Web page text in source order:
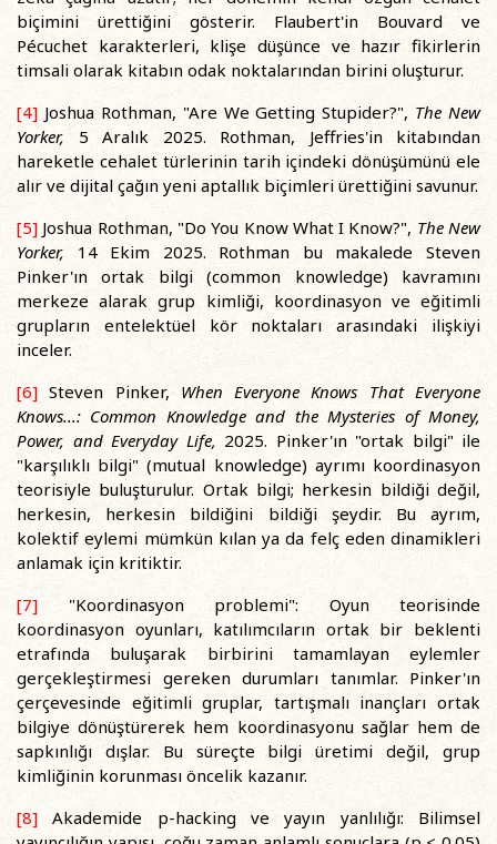
biçimini ürettiğini gösterir. Flaubert'in Bouvard ve
Pécuchet karakterleri, klişe düşünce ve hazır fikirlerin
timsali olarak kitabın odak noktalarından birini oluşturur.
[4] Joshua Rothman, "Are We Getting Stupider?", The New
Yorker, 5 Aralık 2025. Rothman, Jeffries'in kitabından
hareketle cehalet türlerinin tarih içindeki dönüşümünü ele
alır ve dijital çağın yeni aptallık biçimleri ürettiğini savunur.
[5] Joshua Rothman, "Do You Know What I Know?", The New
Yorker, 14 Ekim 2025. Rothman bu makalede Steven
Pinker'ın ortak bilgi (common knowledge) kavramını
merkeze alarak grup kimliği, koordinasyon ve eğitimli
grupların entelektüel kör noktaları arasındaki ilişkiyi
inceler.
[6] Steven Pinker, When Everyone Knows That Everyone
Knows...: Common Knowledge and the Mysteries of Money,
Power, and Everyday Life, 2025. Pinker'ın "ortak bilgi" ile
"karşılıklı bilgi" (mutual knowledge) ayrımı koordinasyon
teorisiyle buluşturulur. Ortak bilgi; herkesin bildiği değil,
herkesin, herkesin bildiğini bildiği şeydir. Bu ayrım,
kolektif eylemi mümkün kılan ya da felç eden dinamikleri
anlamak için kritiktir.
[7] "Koordinasyon problemi": Oyun teorisinde
koordinasyon oyunları, katılımcıların ortak bir beklenti
etrafında buluşarak birbirini tamamlayan eylemler
gerçekleştirmesi gereken durumları tanımlar. Pinker'ın
çerçevesinde eğitimli gruplar, tartışmalı inançları ortak
bilgiye dönüştürerek hem koordinasyonu sağlar hem de
sapkınlığı dışlar. Bu süreçte bilgi üretimi değil, grup
kimliğinin korunması öncelik kazanır.
[8] Akademide p-hacking ve yayın yanlılığı: Bilimsel